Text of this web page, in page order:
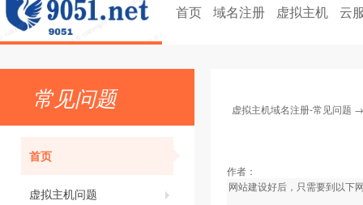
首页 域名注册 虚拟主机 云
常见问题
首页
虚拟主机问题
虚拟主机域名注册-常见问题
作者：
网站建设好后，只需要到以下